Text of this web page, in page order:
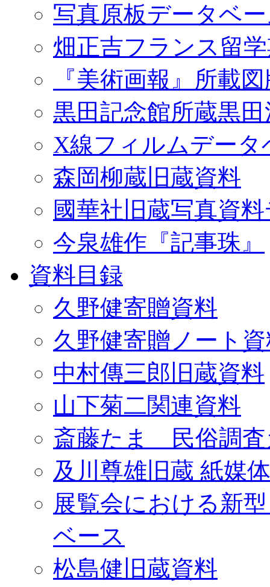
写真原板データベ
畑正吉フランス留
『美術画報』所載
黒田記念館所蔵黒
X線フィルムデータ
森岡柳蔵旧蔵資料
國華社旧蔵写真資
今泉雄作『記事珠』
資料目録
久野健寄贈資料
久野健寄贈ノート
中村傳三郎旧蔵資料
山下菊二関連資料
斎藤たま 民俗調査
及川尊雄旧蔵 紙媒
展覧会における新
ベース
松島健旧蔵資料